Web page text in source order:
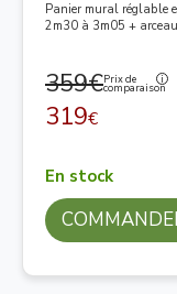
Panier mural réglable
2m30 à 3m05 +
359€Prix de
comparaison
319€
En stock